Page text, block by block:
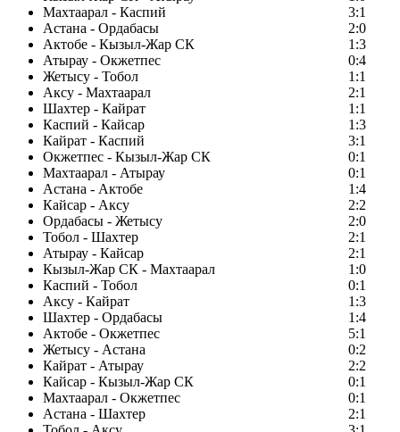
Махтаарал - Каспий
3:1
Астана - Ордабасы
2:0
Актобе - Кызыл-Жар СК
1:3
Атырау - Окжетпес
0:4
Жетысу - Тобол
1:1
Аксу - Махтаарал
2:1
Шахтер - Кайрат
1:1
Каспий - Кайсар
1:3
Кайрат - Каспий
3:1
Окжетпес - Кызыл-Жар СК
0:1
Махтаарал - Атырау
0:1
Астана - Актобе
1:4
Кайсар - Аксу
2:2
Ордабасы - Жетысу
2:0
Тобол - Шахтер
2:1
Атырау - Кайсар
2:1
Кызыл-Жар СК - Махтаарал
1:0
Каспий - Тобол
0:1
Аксу - Кайрат
1:3
Шахтер - Ордабасы
1:4
Актобе - Окжетпес
5:1
Жетысу - Астана
0:2
Кайрат - Атырау
2:2
Кайсар - Кызыл-Жар СК
0:1
Махтаарал - Окжетпес
0:1
Астана - Шахтер
2:1